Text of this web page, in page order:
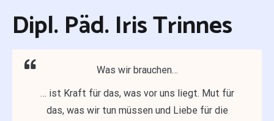
Dipl. Päd. Iris Trinnes
Was wir brauchen…
… ist Kraft für das, was vor uns liegt. Mut für
das, was wir tun müssen und Liebe für die